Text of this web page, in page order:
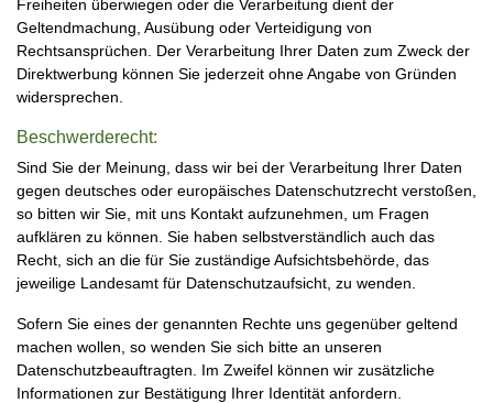
Freiheiten überwiegen oder die Verarbeitung dient der
Geltendmachung, Ausübung oder Verteidigung von
Rechtsansprüchen. Der Verarbeitung Ihrer Daten zum Zweck der
Direktwerbung können Sie jederzeit ohne Angabe von Gründen
widersprechen.
Beschwerderecht:
Sind Sie der Meinung, dass wir bei der Verarbeitung Ihrer Daten
gegen deutsches oder europäisches Datenschutzrecht verstoßen,
so bitten wir Sie, mit uns Kontakt aufzunehmen, um Fragen
aufklären zu können. Sie haben selbstverständlich auch das
Recht, sich an die für Sie zuständige Aufsichtsbehörde, das
jeweilige Landesamt für Datenschutzaufsicht, zu wenden.
Sofern Sie eines der genannten Rechte uns gegenüber geltend
machen wollen, so wenden Sie sich bitte an unseren
Datenschutzbeauftragten. Im Zweifel können wir zusätzliche
Informationen zur Bestätigung Ihrer Identität anfordern.